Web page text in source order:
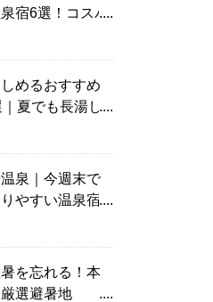
宿6選！コスパ
めるおすすめ
夏でも長湯し
泉｜今週末で
やすい温泉宿
暑を忘れる！本
選避暑地